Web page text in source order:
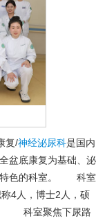
复/神经泌尿科是国内
盆底康复为基础、泌
特色的科室。 科室
4人，博士2人，硕
。 科室聚焦下尿路